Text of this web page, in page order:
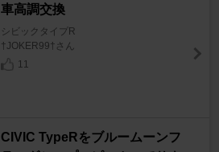
車高調交換
シビックタイプR
†JOKER99†さん
11
CIVIC TypeRをブルームーンフ